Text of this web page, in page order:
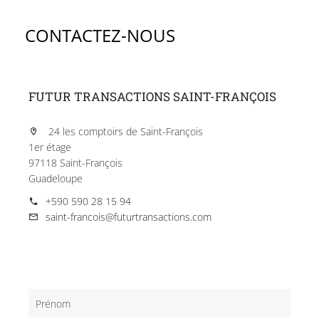
CONTACTEZ-NOUS
FUTUR TRANSACTIONS SAINT-FRANÇOIS
24 les comptoirs de Saint-François
1er étage
97118 Saint-François
Guadeloupe
+590 590 28 15 94
saint-francois@futurtransactions.com